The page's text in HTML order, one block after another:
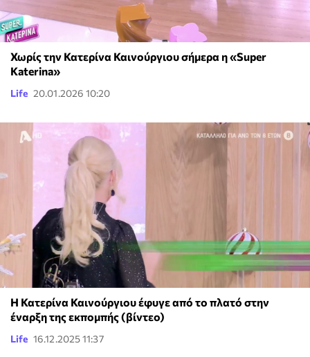
Χωρίς την Κατερίνα Καινούργιου σήμερα η «Super
Katerina»
Life 20.01.2026 10:20
Η Κατερίνα Καινούργιου έφυγε από το πλατό στην
έναρξη της εκπομπής (βίντεο)
Life 16.12.2025 11:37